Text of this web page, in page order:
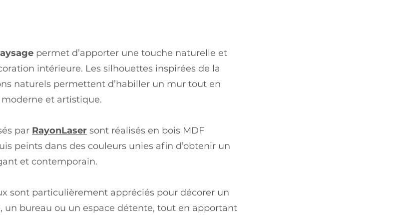
permet d’apporter une touche naturelle et
intérieure. Les silhouettes inspirées de la
naturels permettent d’habiller un mur tout en
et artistique.
par RayonLaser sont réalisés en bois MDF
peints dans des couleurs unies afin d’obtenir un
et contemporain.
sont particulièrement appréciés pour décorer un
un bureau ou un espace détente, tout en apportant